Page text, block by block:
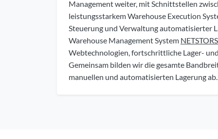
Management weiter, mit Schnittstellen
leistungsstarkem Warehouse Execution
Steuerung und Verwaltung automatisierter
Warehouse Management System
Webtechnologien, fortschrittliche Lager-
Gemeinsam bilden wir die gesamte
manuellen und automatisierten Lagerung ab.